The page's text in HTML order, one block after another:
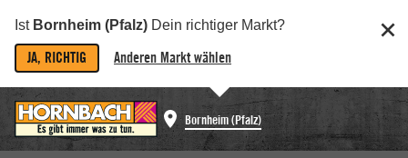
Ist Bornheim (Pfalz) Dein richtiger Markt?
JA, RICHTIG Anderen Markt wählen
Bornheim (Pfalz)